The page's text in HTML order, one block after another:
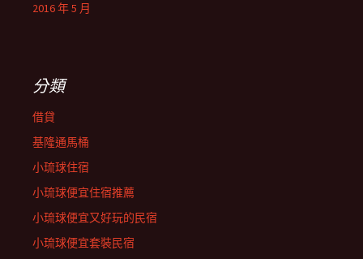
2016 年 5 月
分類
借貸
基隆通馬桶
小琉球住宿
小琉球便宜住宿推薦
小琉球便宜又好玩的民宿
小琉球便宜套裝民宿